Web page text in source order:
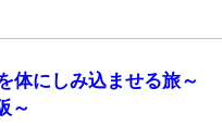
体にしみ込ませる旅～
～